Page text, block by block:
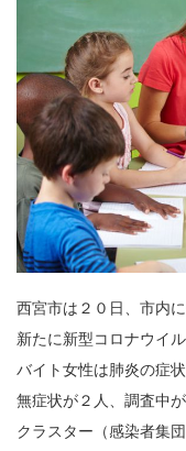
西宮市は２０日、市内
新たに新型コロナウイ
バイト女性は肺炎の症
無症状が２人、調査中
クラスター（感染者集